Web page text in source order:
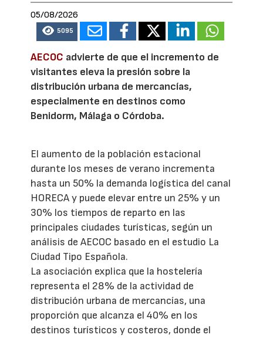
05/08/2026
5095
AECOC advierte de que el incremento de
visitantes eleva la presión sobre la
distribución urbana de mercancías,
especialmente en destinos como
Benidorm, Málaga o Córdoba.
El aumento de la población estacional
durante los meses de verano incrementa
hasta un 50% la demanda logística del canal
HORECA y puede elevar entre un 25% y un
30% los tiempos de reparto en las
principales ciudades turísticas, según un
análisis de AECOC basado en el estudio La
Ciudad Tipo Española.
La asociación explica que la hostelería
representa el 28% de la actividad de
distribución urbana de mercancías, una
proporción que alcanza el 40% en los
destinos turísticos y costeros, donde el